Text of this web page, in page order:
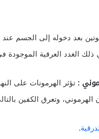
بعد دخوله إلى الجسم
ذلك الغدد العرقية
تؤثر الهرمونات على
وتعرق الكفين
.